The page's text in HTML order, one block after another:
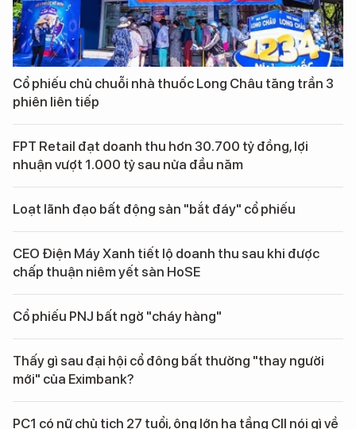
Cổ phiếu chủ chuỗi nhà thuốc Long Châu tăng trần 3
phiên liên tiếp
FPT Retail đạt doanh thu hơn 30.700 tỷ đồng, lợi
nhuận vượt 1.000 tỷ sau nửa đầu năm
Loạt lãnh đạo bất động sản "bắt đáy" cổ phiếu
CEO Điện Máy Xanh tiết lộ doanh thu sau khi được
chấp thuận niêm yết sàn HoSE
Cổ phiếu PNJ bất ngờ "cháy hàng"
Thấy gì sau đại hội cổ đông bất thường "thay người
mới" của Eximbank?
PC1 có nữ chủ tịch 27 tuổi, ông lớn hạ tầng CII nói gì về